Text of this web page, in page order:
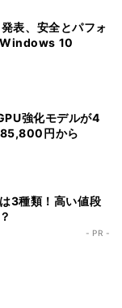
表、安全とパフォ
Windows 10
強化モデルが4
円から
3種類！高い値段
- PR -